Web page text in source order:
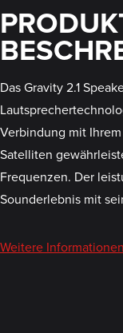
Das Gravity 2.1
Verbindung mit
Satelliten
Frequenzen. Der
Sounderlebnis mit
Weitere